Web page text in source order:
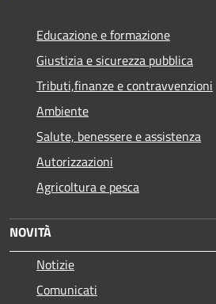
Educazione e formazione
Giustizia e sicurezza pubblica
Tributi,finanze e contravvenzioni
Ambiente
Salute, benessere e assistenza
Autorizzazioni
Agricoltura e pesca
NOVITÀ
Notizie
Comunicati